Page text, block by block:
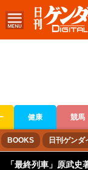
健康 競馬
ボートレース 競輪
BOOKS 日刊ゲンダ
「最終列車」原武史